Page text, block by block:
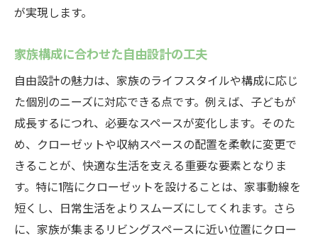
自由設計で実現する収納の自由度
収納の効率化で生まれる時間のゆとり
中津川市の生活に合った収納設計
自由設計でかなえる収納の多様性
岐阜県中津川市での理想的なクローゼット配置
術を探る
理想の収納を実現する自由設計の工夫
中津川市の生活リズムに合った配置術
自由設計で実現する収納の改善策
が実現します。
家族構成に合わせた自由設計の工夫
自由設計の魅力は、家族のライフスタイルや構成に応じ
た個別のニーズに対応できる点です。例えば、子どもが
成長するにつれ、必要なスペースが変化します。そのた
め、クローゼットや収納スペースの配置を柔軟に変更で
きることが、快適な生活を支える重要な要素となりま
す。特に1階にクローゼットを設けることは、家事動線を
短くし、日常生活をよりスムーズにしてくれます。さら
に、家族が集まるリビングスペースに近い位置にクロー